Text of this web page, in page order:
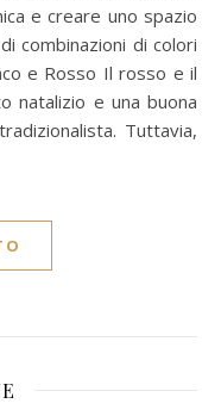
e creare uno spazio
combinazioni di colori
e Rosso Il rosso e il
natalizio e una buona
Tuttavia,